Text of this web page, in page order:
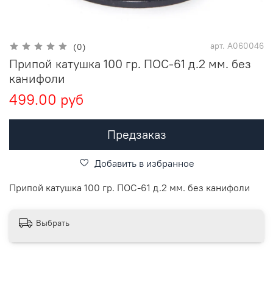
(0) арт. А060046
Припой катушка 100 гр. ПОС-61 д.2 мм. без
канифоли
499.00 руб
Предзаказ
Добавить в избранное
Припой катушка 100 гр. ПОС-61 д.2 мм. без канифоли
Выбрать